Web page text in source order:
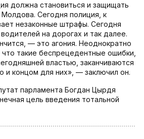
должна становиться и защищать
Сегодня полиция, к
незаконные штрафы. Сегодня
на дорогах и так далее.
— это агония. Неоднократно
что такие беспрецедентные ошибки,
властью, заканчиваются
и концом для них», — заключил он.
парламента Богдан Цырдя
цель введения тотальной